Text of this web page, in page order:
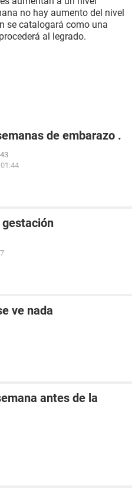
no hay aumento del nivel
se catalogará como una
al legrado.
de embarazo .
gestación
ve nada
antes de la